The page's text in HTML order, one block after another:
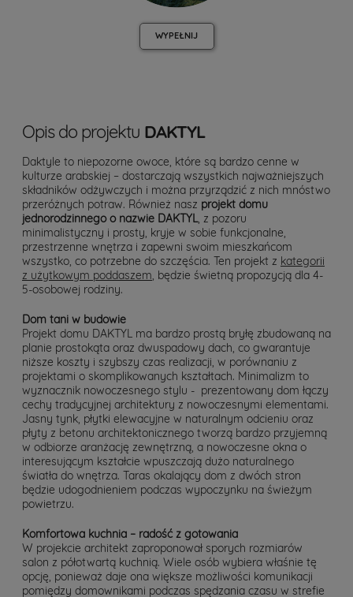
WYPEŁNIJ
Opis do projektu DAKTYL
Daktyle to niepozorne owoce, które są bardzo cenne w
kulturze arabskiej – dostarczają wszystkich najważniejszych
składników odżywczych i można przyrządzić z nich mnóstwo
przeróżnych potraw. Również nasz projekt domu
jednorodzinnego o nazwie DAKTYL, z pozoru
minimalistyczny i prosty, kryje w sobie funkcjonalne,
przestrzenne wnętrza i zapewni swoim mieszkańcom
wszystko, co potrzebne do szczęścia. Ten projekt z kategorii
z użytkowym poddaszem, będzie świetną propozycją dla 4-
5-osobowej rodziny.
Dom tani w budowie
Projekt domu DAKTYL ma bardzo prostą bryłę zbudowaną na
planie prostokąta oraz dwuspadowy dach, co gwarantuje
niższe koszty i szybszy czas realizacji, w porównaniu z
projektami o skomplikowanych kształtach. Minimalizm to
wyznacznik nowoczesnego stylu - prezentowany dom łączy
cechy tradycyjnej architektury z nowoczesnymi elementami.
Jasny tynk, płytki elewacyjne w naturalnym odcieniu oraz
płyty z betonu architektonicznego tworzą bardzo przyjemną
w odbiorze aranżację zewnętrzną, a nowoczesne okna o
interesującym kształcie wpuszczają dużo naturalnego
światła do wnętrza. Taras okalający dom z dwóch stron
będzie udogodnieniem podczas wypoczynku na świeżym
powietrzu.
Komfortowa kuchnia – radość z gotowania
W projekcie architekt zaproponował sporych rozmiarów
salon z półotwartą kuchnią. Wiele osób wybiera właśnie tę
opcję, ponieważ daje ona większe możliwości komunikacji
pomiędzy domownikami podczas spędzania czasu w strefie